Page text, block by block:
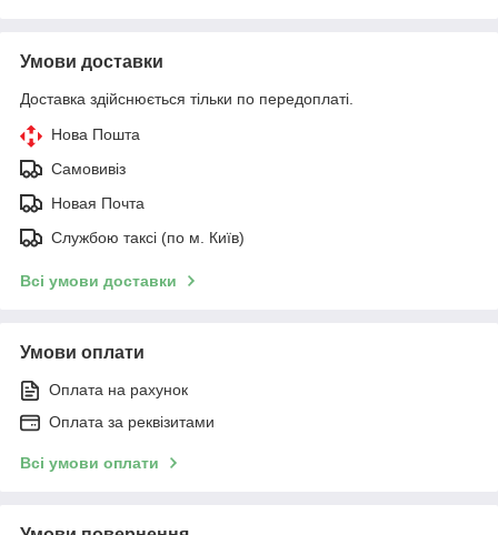
Умови доставки
Доставка здійснюється тільки по передоплаті.
Нова Пошта
Самовивіз
Новая Почта
Службою таксі (по м. Київ)
Всі умови доставки
Умови оплати
Оплата на рахунок
Оплата за реквізитами
Всі умови оплати